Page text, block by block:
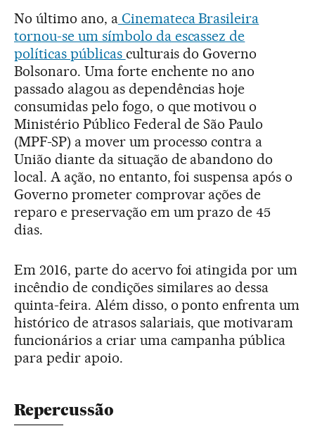
No último ano, aCinemateca Brasileira
tornou-se um símbolo da escassez de
políticas públicas culturais do Governo
Bolsonaro. Uma forte enchente no ano
passado alagou as dependências hoje
consumidas pelo fogo, o que motivou o
Ministério Público Federal de São Paulo
(MPF-SP) a mover um processo contra a
União diante da situação de abandono do
local. A ação, no entanto, foi suspensa após o
Governo prometer comprovar ações de
reparo e preservação em um prazo de 45
dias.
Em 2016, parte do acervo foi atingida por um
incêndio de condições similares ao dessa
quinta-feira. Além disso, o ponto enfrenta um
histórico de atrasos salariais, que motivaram
funcionários a criar uma campanha pública
para pedir apoio.
Repercussão